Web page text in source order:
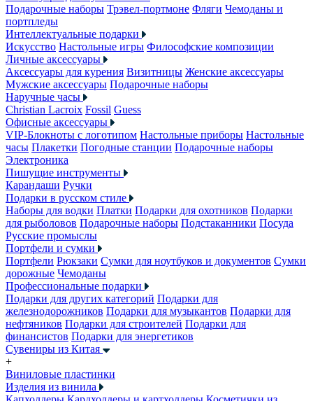
Подарочные наборы Трэвел-портмоне Фляги Чемоданы и
портпледы
Интеллектуальные подарки
Искусство Настольные игры Философские композиции
Личные аксессуары
Аксессуары для курения Визитницы Женские аксессуары
Мужские аксессуары Подарочные наборы
Наручные часы
Christian Lacroix Fossil Guess
Офисные аксессуары
VIP-Блокноты с логотипом Настольные приборы Настольные
часы Плакетки Погодные станции Подарочные наборы
Электроника
Пишущие инструменты
Карандаши Ручки
Подарки в русском стиле
Наборы для водки Платки Подарки для охотников Подарки
для рыболовов Подарочные наборы Подстаканники Посуда
Русские промыслы
Портфели и сумки
Портфели Рюкзаки Сумки для ноутбуков и документов Сумки
дорожные Чемоданы
Профессиональные подарки
Подарки для других категорий Подарки для
железнодорожников Подарки для музыкантов Подарки для
нефтяников Подарки для строителей Подарки для
финансистов Подарки для энергетиков
Сувениры из Китая
+
Виниловые пластинки
Изделия из винила